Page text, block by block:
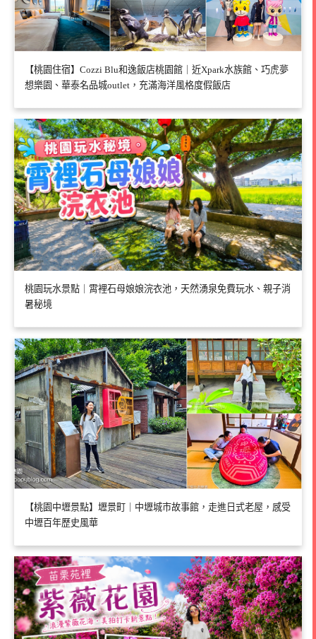
【桃園住宿】Cozzi Blu和逸飯店桃園館｜近Xpark水族館、巧虎夢
想樂園、華泰名品城outlet，充滿海洋風格度假飯店
桃園玩水景點｜霄裡石母娘娘浣衣池，天然湧泉免費玩水、親子消
暑秘境
【桃園中壢景點】壢景町｜中壢城市故事館，走進日式老屋，感受
中壢百年歷史風華